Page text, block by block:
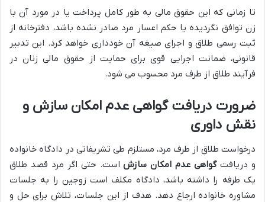
تا زمانی که این حقوق مالی به طور کامل پرداخت یا در مورد آن با
زن توافق نگردیده یا حکم اعسار مرد صادر نشده باشد، دفترخانه از
ثبت رسمی طلاق و اجرای صیغه آن خودداری خواهد کرد. این تدبیر
قانونی، ضمانت اجرایی قوی برای حمایت از حقوق مالی زنان در
فرآیند طلاق از طرف مرد محسوب می شود.
ضرورت دریافت گواهی عدم امکان سازش و
نقش داوری
درخواست طلاق از طرف مرد، مستلزم طی تشریفاتی در دادگاه خانواده
و دریافتگواهی عدم امکان سازشاست. حتی اگر مرد قصد طلاق
یک طرفه را داشته باشد، دادگاه مکلف است زوجین را به جلسات
مشاوره خانواده ارجاع دهد. هدف از این جلسات، تلاش برای حل و